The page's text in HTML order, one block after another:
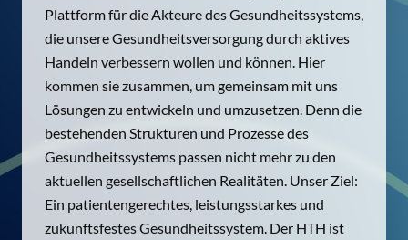
Plattform für die Akteure des Gesundheitssystems,
die unsere Gesundheitsversorgung durch aktives
Handeln verbessern wollen und können. Hier
kommen sie zusammen, um gemeinsam mit uns
Lösungen zu entwickeln und umzusetzen. Denn die
bestehenden Strukturen und Prozesse des
Gesundheitssystems passen nicht mehr zu den
aktuellen gesellschaftlichen Realitäten. Unser Ziel:
Ein patientengerechtes, leistungsstarkes und
zukunftsfestes Gesundheitssystem. Der HTH ist